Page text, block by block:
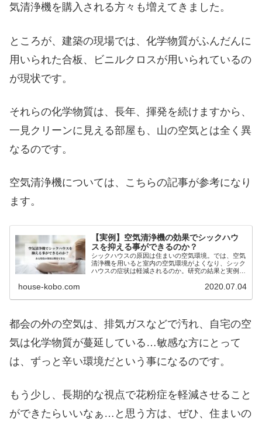
気清浄機を購入される方々も増えてきました。
ところが、建築の現場では、化学物質がふんだんに
用いられた合板、ビニルクロスが用いられているの
が現状です。
それらの化学物質は、長年、揮発を続けますから、
一見クリーンに見える部屋も、山の空気とは全く異
なるのです。
空気清浄機については、こちらの記事が参考になり
ます。
【実例】空気清浄機の効果でシックハウ
スを抑える事ができるのか？
シックハウスの原因は住まいの空気環境。では、空気
清浄機を用いると室内の空気環境がよくなり、シック
ハウスの症状は軽減されるのか。研究の結果と実例を
house-kobo.com 2020.07.04
都会の外の空気は、排気ガスなどで汚れ、自宅の空
気は化学物質が蔓延している…敏感な方にとって
は、ずっと辛い環境だという事になるのです。
もう少し、長期的な視点で花粉症を軽減させること
ができたらいいなぁ…と思う方は、ぜひ、住まいの